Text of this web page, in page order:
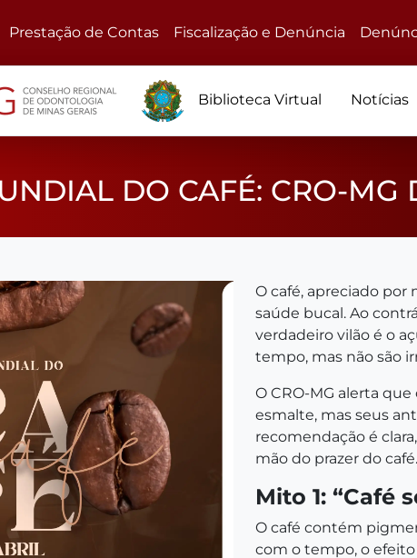
Prestação de Contas Fiscalização e Denúncia
Biblioteca Virtual Notícias
DO CAFÉ: CRO-MG
O café, apreciado por
saúde bucal. Ao
verdadeiro vilão é o
tempo, mas não são
O CRO-MG alerta
esmalte, mas seus
recomendação é
mão do prazer do café.
Mito 1: “Café
O café contém
com o tempo, o